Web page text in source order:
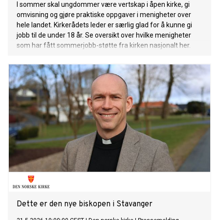
I sommer skal ungdommer være vertskap i åpen kirke, gi
omvisning og gjøre praktiske oppgaver i menigheter over
hele landet. Kirkerådets leder er særlig glad for å kunne gi
jobb til de under 18 år. Se oversikt over hvilke menigheter
som har fått sommerjobb-støtte fra kirken nasjonalt her.
Dette er den nye biskopen i Stavanger